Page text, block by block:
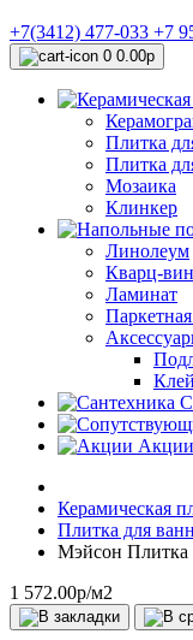
+7(3412) 477-033 +7
0 0.00р
Плитка
Плитка
Мозаика
Клинкер
Линолеум
Кварц-
Ламинат
Акции
Керамическая
Плитка для
Мэйсон Плитка
1 572.00р/м2